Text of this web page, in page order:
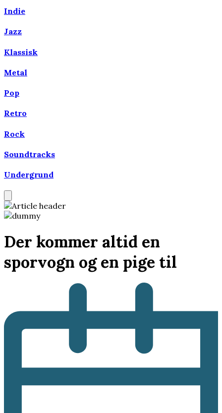
Indie
Jazz
Klassisk
Metal
Pop
Retro
Rock
Soundtracks
Undergrund
Der kommer altid en
sporvogn og en pige til